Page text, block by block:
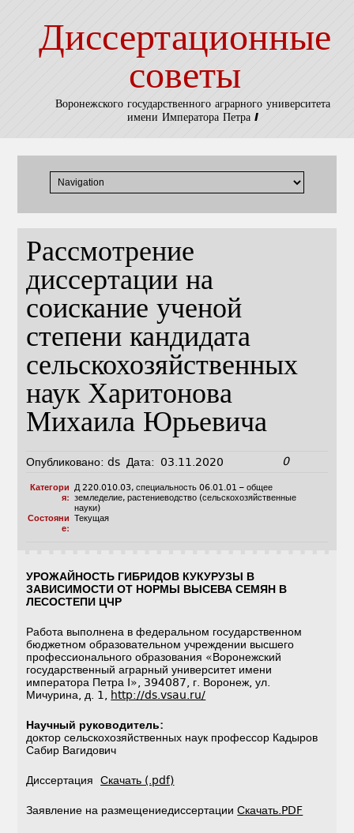
Диссертационные
советы
Воронежского государственного аграрного университета
имени Императора Петра I
Рассмотрение
диссертации на
соискание ученой
степени кандидата
сельскохозяйственных
наук Харитонова
Михаила Юрьевича
Опубликовано: ds Дата: 03.11.2020 0
Категори
я:
Д 220.010.03, специальность 06.01.01 – общее
земледелие, растениеводство (сельскохозяйственные
науки)
Состояни
е:
Текущая
УРОЖАЙНОСТЬ ГИБРИДОВ КУКУРУЗЫ В
ЗАВИСИМОСТИ ОТ НОРМЫ ВЫСЕВА СЕМЯН В
ЛЕСОСТЕПИ ЦЧР
Работа выполнена в федеральном государственном
бюджетном образовательном учреждении высшего
профессионального образования «Воронежский
государственный аграрный университет имени
императора Петра I», 394087, г. Воронеж, ул.
Мичурина, д. 1,
http://ds.vsau.ru/
Научный руководитель:
доктор сельскохозяйственных наук профессор Кадыров
Сабир Вагидович
ДиссертацияСкачать (.pdf)
Заявление на размещениедиссертацииСкачать.PDF